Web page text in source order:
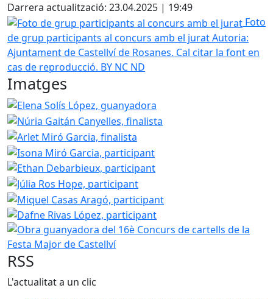
Darrera actualització: 23.04.2025 | 19:49
Foto de grup participants al concurs amb el jurat
Foto
de grup participants al concurs amb el juratAutoria:
Ajuntament de Castellví de Rosanes. Cal citar la font en
cas de reproducció. BY NC ND
Imatges
Elena Solís López, guanyadora
Ethan Debarbieux,
Júlia Ros Hope,
Miquel Casas Aragó,
Dafne Rivas López,
Obra guanyadora del
RSS
L'actualitat a un clic